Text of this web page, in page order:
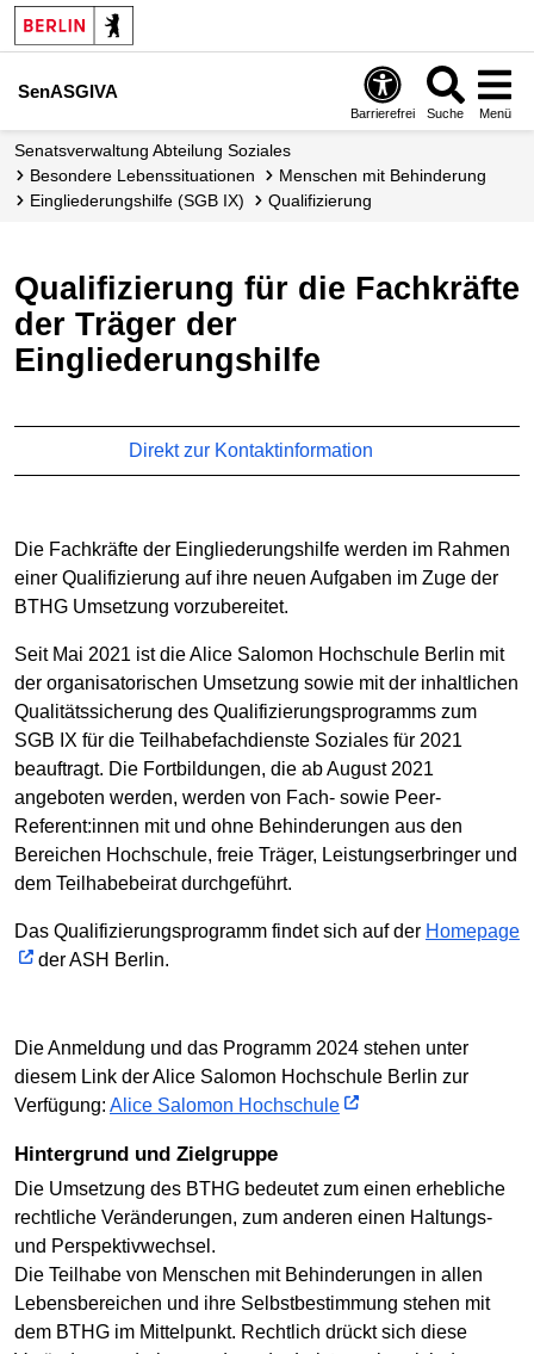
SenASGIVA
Barrierefrei Suche Menü
Senats­verwaltung Abteilung Soziales
Besondere Lebens­situationen
Menschen mit Behinderung
Eingliederungs­hilfe (SGB IX)
Qualifizierung
Qualifizierung für die Fachkräfte
der Träger der
Eingliederungshilfe
Direkt zur Kontaktinformation
Die Fachkräfte der Eingliederungshilfe werden im Rahmen
einer Qualifizierung auf ihre neuen Aufgaben im Zuge der
BTHG Umsetzung vorzubereitet.
Seit Mai 2021 ist die Alice Salomon Hochschule Berlin mit
der organisatorischen Umsetzung sowie mit der inhaltlichen
Qualitätssicherung des Qualifizierungsprogramms zum
SGB IX für die Teilhabefachdienste Soziales für 2021
beauftragt. Die Fortbildungen, die ab August 2021
angeboten werden, werden von Fach- sowie Peer-
Referent:innen mit und ohne Behinderungen aus den
Bereichen Hochschule, freie Träger, Leistungserbringer und
dem Teilhabebeirat durchgeführt.
Das Qualifizierungsprogramm findet sich auf der Homepage
der ASH Berlin.
Die Anmeldung und das Programm 2024 stehen unter
diesem Link der Alice Salomon Hochschule Berlin zur
Verfügung: Alice Salomon Hochschule
Hintergrund und Zielgruppe
Die Umsetzung des BTHG bedeutet zum einen erhebliche
rechtliche Veränderungen, zum anderen einen Haltungs-
und Perspektivwechsel.
Die Teilhabe von Menschen mit Behinderungen in allen
Lebensbereichen und ihre Selbstbestimmung stehen mit
dem BTHG im Mittelpunkt. Rechtlich drückt sich diese